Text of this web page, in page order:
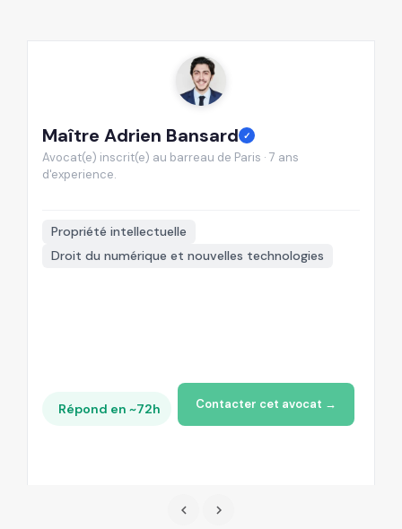
Maître Adrien Bansard ✓
Avocat(e) inscrit(e) au barreau de Paris · 7 ans
d'experience.
Propriété intellectuelle
Droit du numérique et nouvelles technologies
Répond en ~72h Contacter cet avocat →